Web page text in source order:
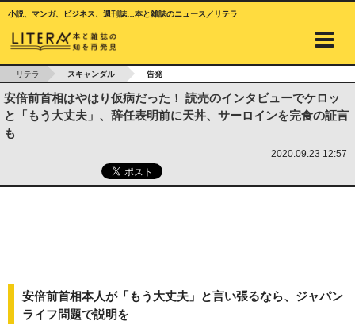
小説、マンガ、ビジネス、週刊誌…本と雑誌のニュース／リテラ
リテラ スキャンダル 告発
安倍前首相はやはり仮病だった！ 読売のインタビューでケロッ
と「もう大丈夫」、辞任表明前に天丼、サーロインを完食の証言
も
2020.09.23 12:57
安倍前首相本人が「もう大丈夫」と言い張るなら、ジャパン
ライフ問題で説明を